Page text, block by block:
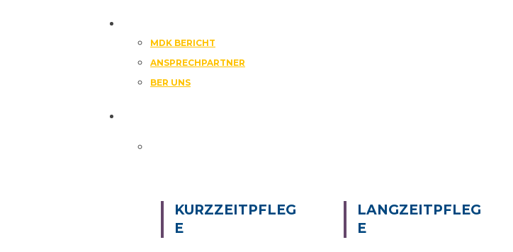
MDK BERICHT
ANSPRECHPARTNER
BER UNS
KURZZEITPFLEG
E
LANGZEITPFLEG
E